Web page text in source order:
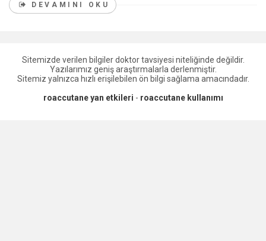
DEVAMINI OKU
Sitemizde verilen bilgiler doktor tavsiyesi niteliğinde değildir.
Yazılarımız geniş araştırmalarla derlenmiştir.
Sitemiz yalnızca hızlı erişilebilen ön bilgi sağlama amacındadır.
roaccutane yan etkileri - roaccutane kullanımı